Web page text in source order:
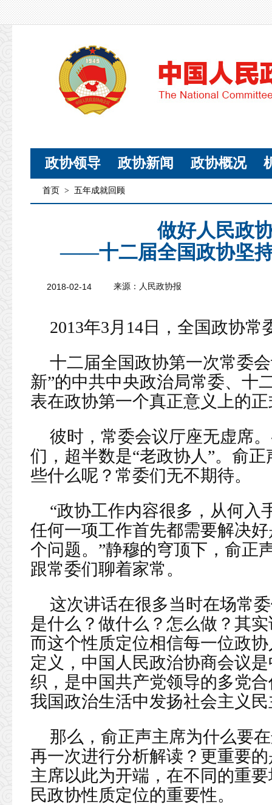
政协领导 政协新闻 政协概况
首页 > 五年成就回顾
做好人民政
——十二届全国政协坚
2018-02-14 来源： 人民政协报
2013年3月14日，全国政协常
十二届全国政协第一次常委
新”的中共中央政治局常委、十
表在政协第一个真正意义上的正
彼时，常委会议厅座无虚席
们，超半数是“老政协人”。俞
些什么呢？常委们无不期待。
“政协工作内容很多，从何入
任何一项工作首先都需要解决
个问题。”静穆的穹顶下，俞正
跟常委们聊着家常。
这次讲话在很多当时在场常
是什么？做什么？怎么做？其
而这个性质定位相信每一位政
定义，中国人民政治协商会议
织，是中国共产党领导的多党
我国政治生活中发扬社会主义
那么，俞正声主席为什么要
再一次进行分析解读？更重要
主席以此为开端，在不同的重
民政协性质定位的重要性。